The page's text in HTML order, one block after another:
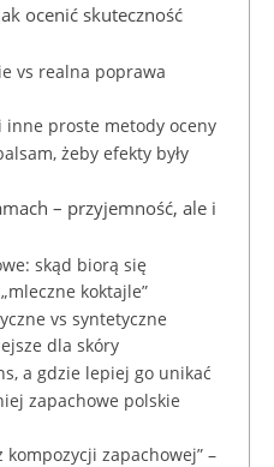
ocenić skuteczność
vs realna poprawa
inne proste metody oceny
żeby efekty były
– przyjemność, ale i
skąd biorą się
koktajle”
vs syntetyczne
dla skóry
a gdzie lepiej go unikać
zapachowe polskie
kompozycji zapachowej” –